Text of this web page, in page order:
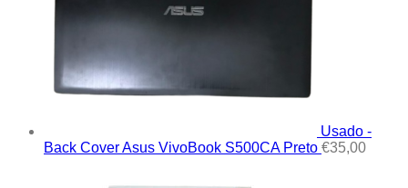
Usado -
Back Cover Asus VivoBook S500CA Preto €35,00